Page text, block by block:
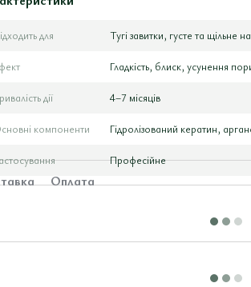
для Тугі завитки, густе та щільне
Гладкість, блиск, усунення
дії 4–7 місяців
компоненти Гідролізований кератин,
Професійне
Оплата